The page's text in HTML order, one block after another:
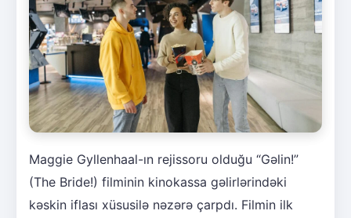
Maggie Gyllenhaal-ın rejissoru olduğu “Gəlin!”
(The Bride!) filminin kinokassa gəlirlərindəki
kəskin iflası xüsusilə nəzərə çarpdı. Filmin ilk